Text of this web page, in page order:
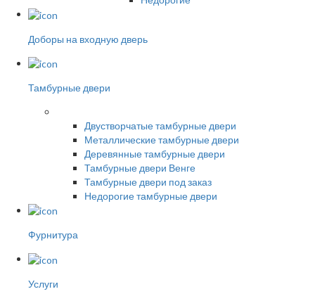
Доборы на входную дверь
Тамбурные двери
Двустворчатые тамбурные двери
Металлические тамбурные двери
Деревянные тамбурные двери
Тамбурные двери Венге
Тамбурные двери под заказ
Недорогие тамбурные двери
Фурнитура
Услуги